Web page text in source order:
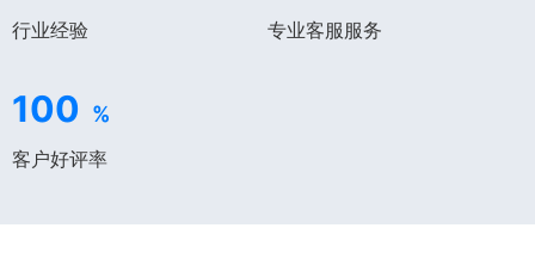
行业经验 专业客服服务
100 %
客户好评率